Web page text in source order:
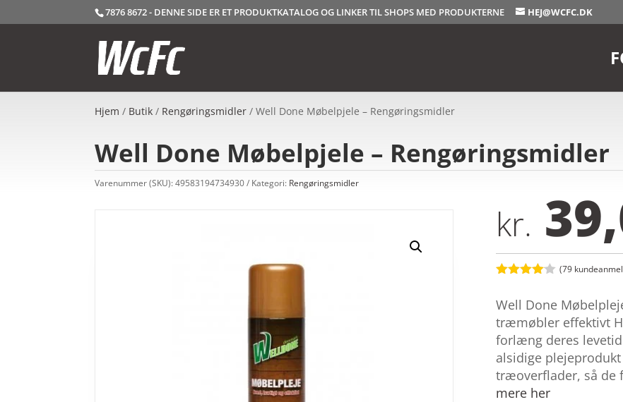
7876 8672 - DENNE SIDE ER ET PRODUKTKATALOG OG LINKER TIL SHOPS MED PRODUKTERNE HEJ@WCFC.DK
Hjem / Butik / Rengøringsmidler / Well Done Møbelpjele – Rengøringsmidler
Well Done Møbelpjele – Rengøringsmidler
Varenummer (SKU):49583194734930 Kategori: Rengøringsmidler
kr.
ud af 5
baseret
på
kundebed
ømmelse
r
(79
Well Done
træmøbler effektivt
forlæng deres
alsidige
træoverflader, så de
mere her